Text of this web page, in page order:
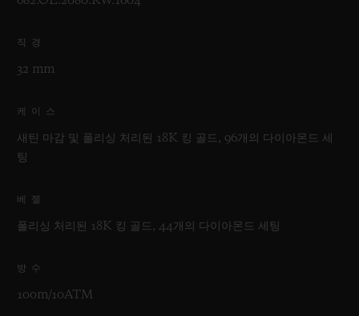
직경
32 mm
케이스
새틴 마감 및 폴리싱 처리된 18K 킹 골드, 96개의 다이아몬드 세
팅
베젤
폴리싱 처리된 18K 킹 골드, 44개의 다이아몬드 세팅
방수
100m/10ATM